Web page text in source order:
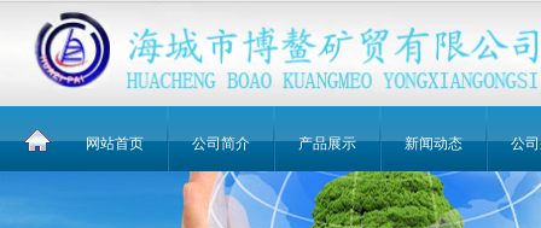
网站首页 公司简介 产品展示 新闻动态 公